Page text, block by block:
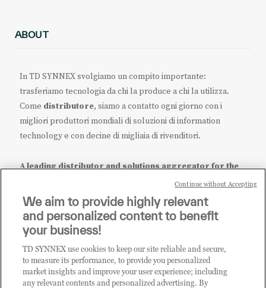
ABOUT
In TD SYNNEX svolgiamo un compito importante:
trasferiamo tecnologia da chi la produce a chi la utilizza.
Come distributore, siamo a contatto ogni giorno con i
migliori produttori mondiali di soluzioni di information
technology e con decine di migliaia di rivenditori.
A leading distributor and solutions aggregator for the
it.tdsynnex.com|eu.tdsynnex.com|tdsynnex.com
CATEGORIE
We aim to provide highly relevant
and personalized content to benefit
your business!
TD SYNNEX use cookies to keep our site reliable and secure,
to measure its performance, to provide you personalized
market insights and improve your user experience; including
any relevant contents and personalized advertising. By
Continue without Accepting